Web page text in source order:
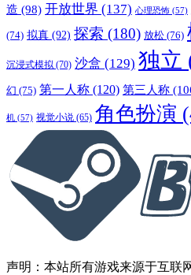
造 (98) 开放世界 (137) 心理恐怖 (57)
(74) 拟真 (92) 探索 (180) 放松 (76)
沉浸式模拟 (70) 沙盒 (129) 独立
幻 (75) 第一人称 (120) 第三人称
机 (57) 视觉小说 (65) 角色扮演
声明：本站所有游戏来源于互联